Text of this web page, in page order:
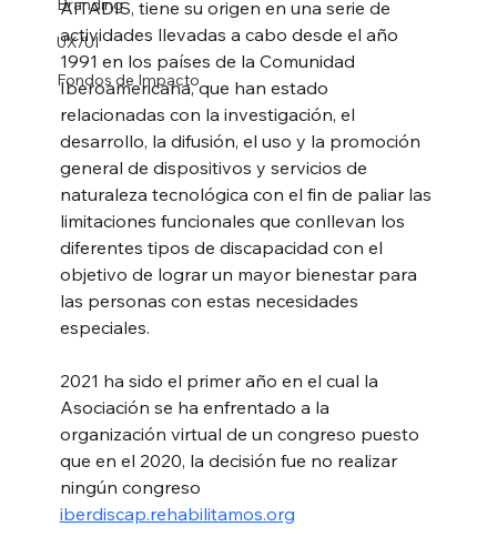
Branding
UX/UI
Fondos de Impacto
AITADIS, tiene su origen en una serie de
actividades llevadas a cabo desde el año
1991 en los países de la Comunidad
Iberoamericana, que han estado
relacionadas con la investigación, el
desarrollo, la difusión, el uso y la promoción
general de dispositivos y servicios de
naturaleza tecnológica con el fin de paliar las
limitaciones funcionales que conllevan los
diferentes tipos de discapacidad con el
objetivo de lograr un mayor bienestar para
las personas con estas necesidades
especiales.
2021 ha sido el primer año en el cual la
Asociación se ha enfrentado a la
organización virtual de un congreso puesto
que en el 2020, la decisión fue no realizar
ningún congreso
iberdiscap.rehabilitamos.org